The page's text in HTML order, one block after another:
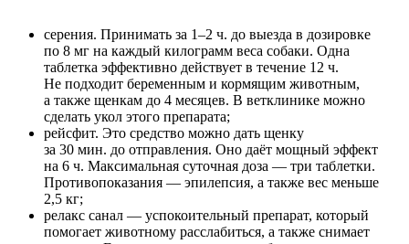
серения. Принимать за 1–2 ч. до выезда в дозировке
по 8 мг на каждый килограмм веса собаки. Одна
таблетка эффективно действует в течение 12 ч.
Не подходит беременным и кормящим животным,
а также щенкам до 4 месяцев. В ветклинике можно
сделать укол этого препарата;
рейсфит. Это средство можно дать щенку
за 30 мин. до отправления. Оно даёт мощный эффект
на 6 ч. Максимальная суточная доза — три таблетки.
Противопоказания — эпилепсия, а также вес меньше
2,5 кг;
релакс санал — успокоительный препарат, который
помогает животному расслабиться, а также снимает